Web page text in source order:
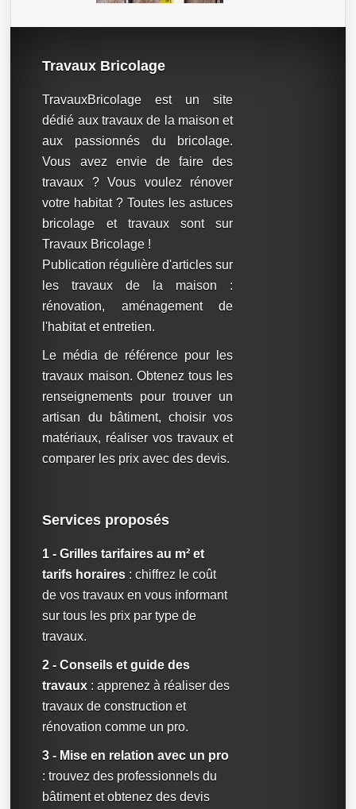
Travaux Bricolage
TravauxBricolage est un site
dédié aux travaux de la maison et
aux passionnés du bricolage.
Vous avez envie de faire des
travaux ? Vous voulez rénover
votre habitat ? Toutes les astuces
bricolage et travaux sont sur
Travaux Bricolage !
Publication régulière d'articles sur
les travaux de la maison :
rénovation, aménagement de
l'habitat et entretien.
Le média de référence pour les
travaux maison. Obtenez tous les
renseignements pour trouver un
artisan du bâtiment, choisir vos
matériaux, réaliser vos travaux et
comparer les prix avec des devis.
Services proposés
1 - Grilles tarifaires au m² et
tarifs horaires : chiffrez le coût
de vos travaux en vous informant
sur tous les prix par type de
travaux.
2 - Conseils et guide des
travaux : apprenez à réaliser des
travaux de construction et
rénovation comme un pro.
3 - Mise en relation avec un pro
: trouvez des professionnels du
bâtiment et obtenez des devis